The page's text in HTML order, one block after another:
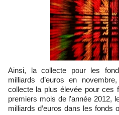
Ainsi, la collecte pour les fonds obligataires a atteint 19,9
milliards d’euros en
collecte la plus élevée pour ces
premiers mois de l’année 2012,
milliards d’euros dans les fonds